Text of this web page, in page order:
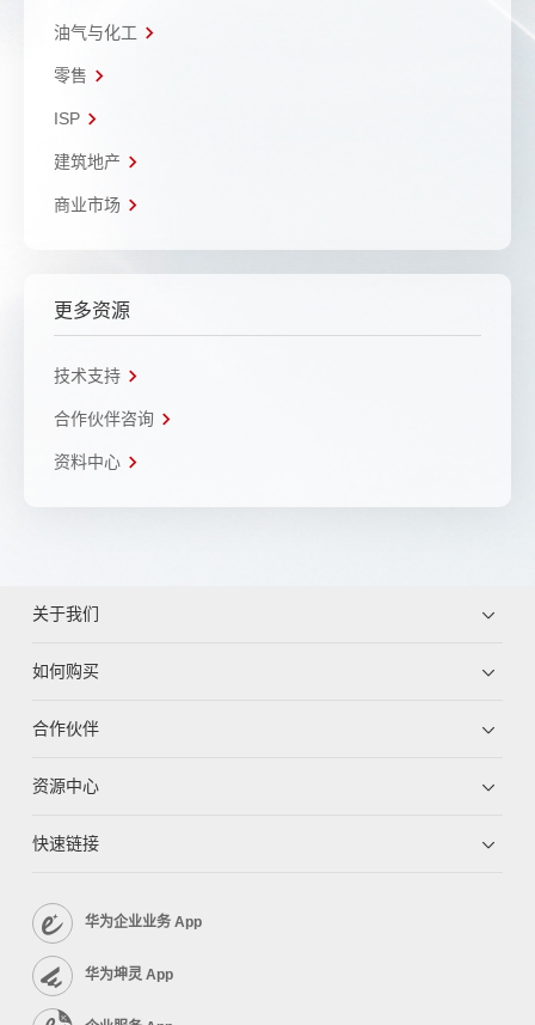
油气与化工
零售
ISP
建筑地产
商业市场
更多资源
技术支持
合作伙伴咨询
资料中心
关于我们
如何购买
合作伙伴
资源中心
快速链接
华为企业业务 App
华为坤灵 App